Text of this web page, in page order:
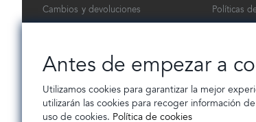
Cambios y devoluciones
Políticas
Antes de empezar a
Utilizamos cookies para garantizar la mejor
utilizarán las cookies para recoger información
uso de cookies. Política de cookies